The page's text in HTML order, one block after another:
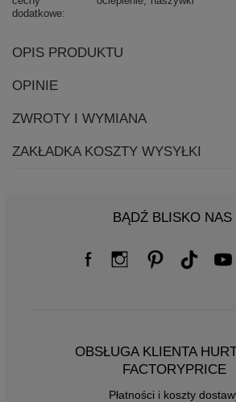
dodatkowe
OPIS PRODUKTU
OPINIE
ZWROTY I WYMIANA
ZAKŁADKA KOSZTY WYSYŁKI
BĄDŹ BLISKO NAS
OBSŁUGA KLIENTA
FACTORYPRICE
Płatności i koszty